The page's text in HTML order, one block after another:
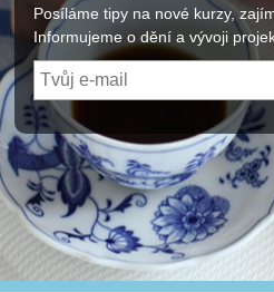
Posíláme tipy na nové kurzy,
Informujeme o dění a vývoji